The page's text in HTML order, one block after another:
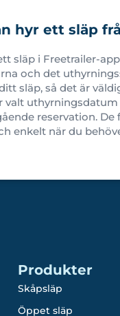
hyr ett släp
släp i Freetrailer-
och det
släp, så det är
valt
reservation.
enkelt när du
Produkter
Skåpsläp
Öppet släp